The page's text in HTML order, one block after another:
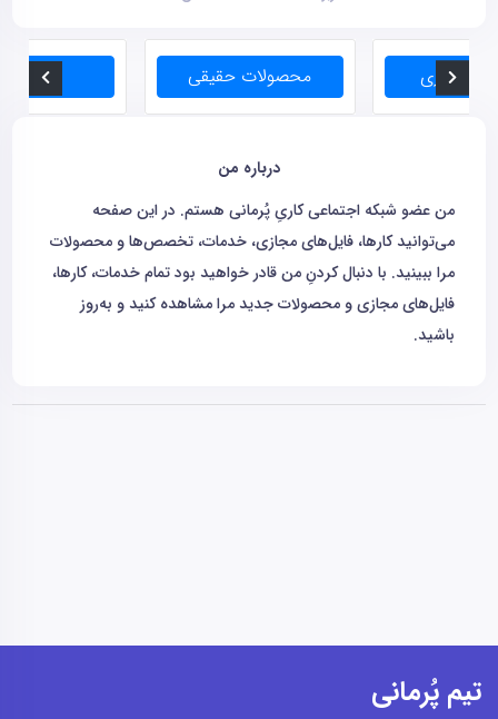
درباره من
من عضو شبکه اجتماعی کاریِ پُرمانی هستم. در این صفحه
می‌توانید کارها، فایل‌های مجازی، خدمات، تخصص‌ها و محصولات
مرا ببینید. با دنبال کردنِ من قادر خواهید بود تمام خدمات، کارها،
فایل‌های مجازی و محصولات جدید مرا مشاهده کنید و به‌روز
باشید.
تیم پُرمانی